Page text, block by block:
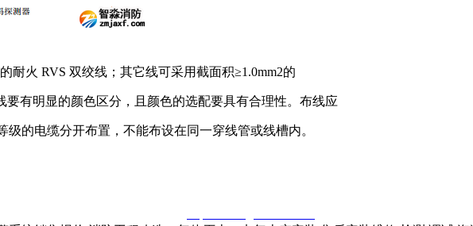
耐火 RVS 双绞线；其它线可采用截面积≥1.0mm2的
要有明显的颜色区分，且颜色的选配要具有合理性。布线应
的电缆分开布置，不能布设在同一穿线管或线槽内。